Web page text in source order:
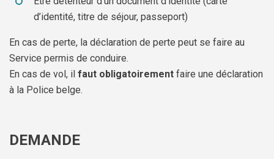
d’identité, titre de séjour, passeport)
En cas de perte, la déclaration de perte peut se faire au
Service permis de conduire.
En cas de vol, il faut obligatoirement faire une déclaration
à la Police belge.
DEMANDE